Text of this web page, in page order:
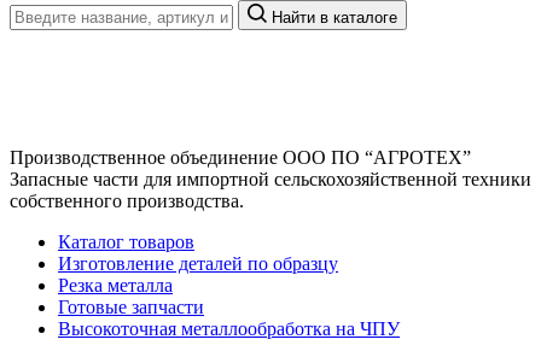
Найти в каталоге
Производственное объединение ООО ПО “АГРОТЕХ”
Запасные части для импортной сельскохозяйственной техники
собственного производства.
Каталог товаров
Изготовление деталей по образцу
Резка металла
Готовые запчасти
Высокоточная металлообработка на ЧПУ